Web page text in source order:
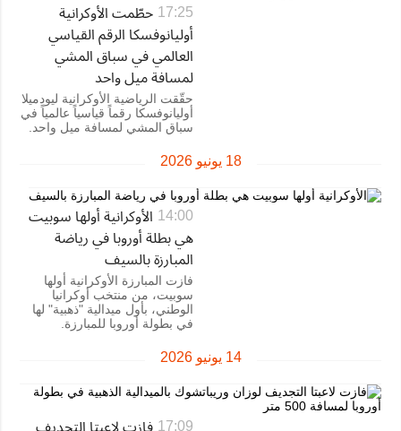
17:25 حطّمت الأوكرانية
أوليانوفسكا الرقم القياسي
العالمي في سباق المشي
لمسافة ميل واحد
حقّقت الرياضية الأوكرانية ليودميلا
أوليانوفسكا رقماً قياسياً عالمياً في
سباق المشي لمسافة ميل واحد.
18 يونيو 2026
14:00 الأوكرانية أولها سوبيت
هي بطلة أوروبا في رياضة
المبارزة بالسيف
فازت المبارزة الأوكرانية أولها
سوبيت، من منتخب أوكرانيا
الوطني، بأول ميدالية "ذهبية" لها
في بطولة أوروبا للمبارزة.
14 يونيو 2026
17:09 فازت لاعبتا التجديف